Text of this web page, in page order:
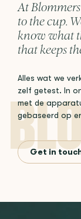
At
to the cup.
know what
that keeps
Alles wat we
zelf getest. In
met de
gebaseerd op
Get in